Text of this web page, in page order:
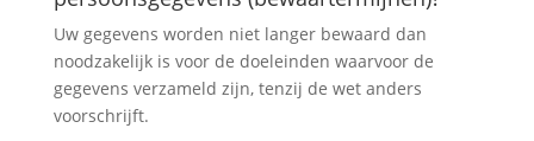
Uw gegevens worden niet langer bewaard dan
noodzakelijk is voor de doeleinden waarvoor de
gegevens verzameld zijn, tenzij de wet anders
voorschrijft.